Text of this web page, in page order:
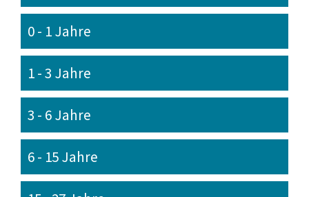
0 - 1 Jahre
1 - 3 Jahre
3 - 6 Jahre
6 - 15 Jahre